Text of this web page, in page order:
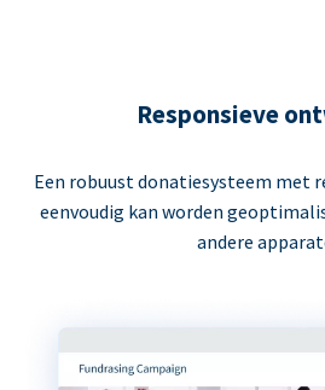
Responsieve
Een robuust donatiesysteem met
eenvoudig kan worden
andere